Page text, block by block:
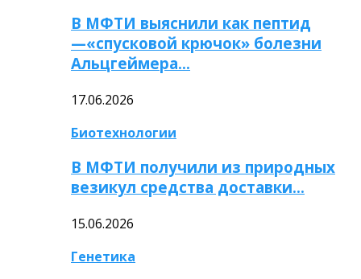
В МФТИ выяснили как пептид
—«спусковой крючок» болезни
Альцгеймера…
17.06.2026
Биотехнологии
В МФТИ получили из природных
везикул средства доставки…
15.06.2026
Генетика